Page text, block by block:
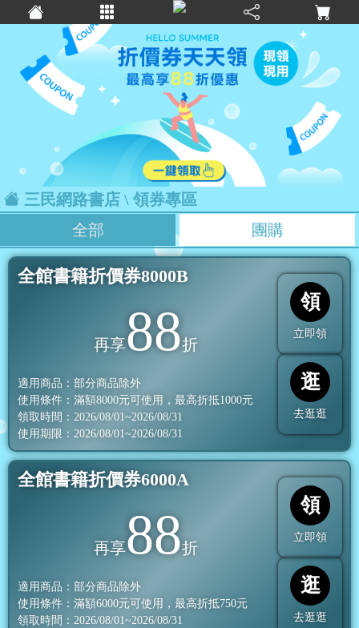
三民網路書店 \ 領券專區
全部
團購
全館書籍折價券8000B
再享88折
適用商品：部分商品除外
使用條件：滿額8000元可使用，最高折抵1000元
領取時間：2026/08/01~2026/08/31
使用期限：2026/08/01~2026/08/31
領
立即領
逛
去逛逛
全館書籍折價券6000A
再享88折
適用商品：部分商品除外
使用條件：滿額6000元可使用，最高折抵750元
領取時間：2026/08/01~2026/08/31
領
立即領
逛
去逛逛